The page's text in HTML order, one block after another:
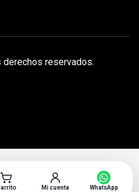
reservados.
Mi cuenta